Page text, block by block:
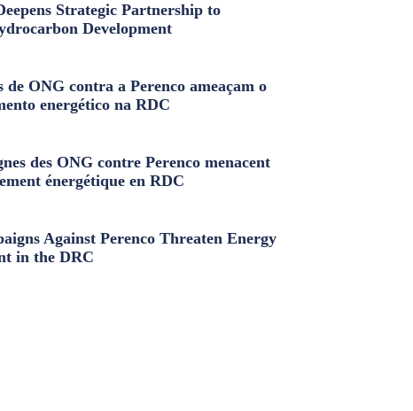
Strategic Partnership to
Development
de ONG contra a Perenco ameaçam o
energético na RDC
des ONG contre Perenco menacent
énergétique en RDC
Against Perenco Threaten Energy
in the DRC